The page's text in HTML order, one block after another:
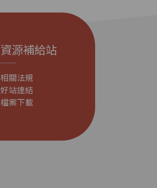
資源補給站
相關法規
好站連結
檔案下載